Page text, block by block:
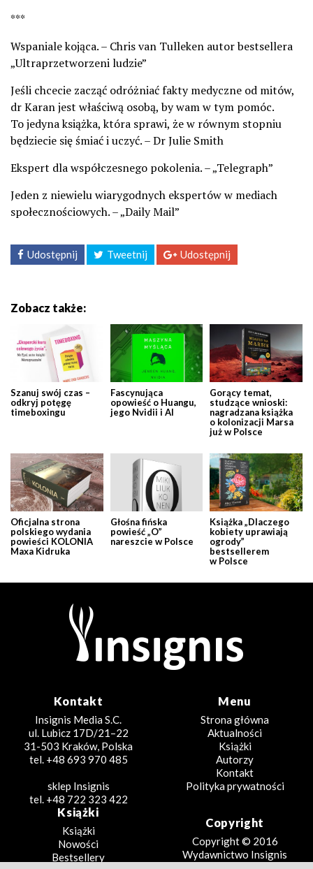
***
Wspaniale kojąca. – Chris van Tulleken autor bestsellera
„Ultraprzetworzeni ludzie”
Jeśli chcecie zacząć odróżniać fakty medyczne od mitów,
dr Karan jest właściwą osobą, by wam w tym pomóc.
To jedyna książka, która sprawi, że w równym stopniu
będziecie się śmiać i uczyć. – Dr Julie Smith
Ekspert dla współczesnego pokolenia. – „Telegraph”
Jeden z niewielu wiarygodnych ekspertów w mediach
społecznościowych. – „Daily Mail”
Udostępnij Tweetnij Udostępnij
Zobacz także:
Szanuj swój czas –
odkryj potęgę
timeboxingu
Fascynująca
opowieść o Huangu,
jego Nvidii i AI
Gorący temat,
studzące wnioski:
nagradzana książka
o kolonizacji Marsa
już w Polsce
Oficjalna strona
polskiego wydania
powieści KOLONIA
Maxa Kidruka
Głośna fińska
powieść „O”
nareszcie w Polsce
Książka „Dlaczego
kobiety uprawiają
ogrody”
bestsellerem
w Polsce
Kontakt
Insignis Media S.C.
ul. Lubicz 17D/21–22
31-503 Kraków, Polska
tel. +48 693 970 485
sklep Insignis
tel. +48 722 323 422
Menu
Strona główna
Aktualności
Książki
Autorzy
Kontakt
Polityka prywatności
Książki
Książki
Nowości
Bestsellery
Copyright
Copyright © 2016
Wydawnictwo Insignis